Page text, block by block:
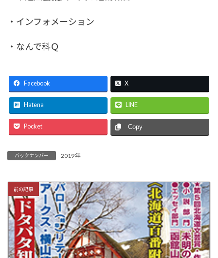
・インフォメーション
・なんで科Ｑ
Facebook X
Hatena LINE
Pocket Copy
バックナンバー 2019年
前の記事